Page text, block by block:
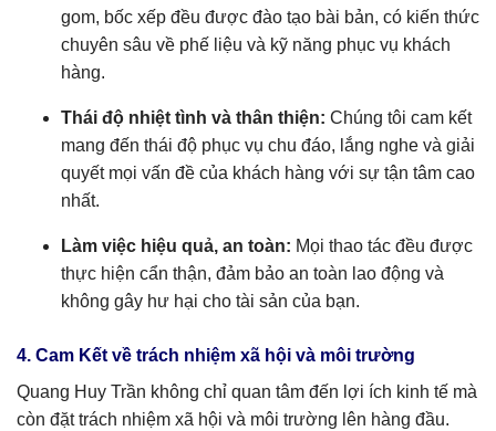
gom, bốc xếp đều được đào tạo bài bản, có kiến thức
chuyên sâu về phế liệu và kỹ năng phục vụ khách
hàng.
Thái độ nhiệt tình và thân thiện: Chúng tôi cam kết
mang đến thái độ phục vụ chu đáo, lắng nghe và giải
quyết mọi vấn đề của khách hàng với sự tận tâm cao
nhất.
Làm việc hiệu quả, an toàn: Mọi thao tác đều được
thực hiện cẩn thận, đảm bảo an toàn lao động và
không gây hư hại cho tài sản của bạn.
4. Cam Kết về trách nhiệm xã hội và môi trường
Quang Huy Trần không chỉ quan tâm đến lợi ích kinh tế mà
còn đặt trách nhiệm xã hội và môi trường lên hàng đầu.